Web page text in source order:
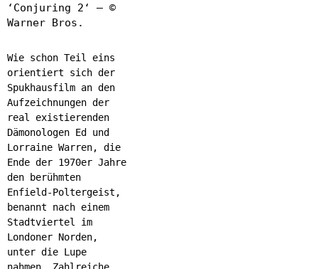
‘Conjuring 2‘ – ©
Warner Bros.
Wie schon Teil eins
orientiert sich der
Spukhausfilm an den
Aufzeichnungen der
real existierenden
Dämonologen Ed und
Lorraine Warren, die
Ende der 1970er Jahre
den berühmten
Enfield-Poltergeist,
benannt nach einem
Stadtviertel im
Londoner Norden,
unter die Lupe
nahmen. Zahlreiche